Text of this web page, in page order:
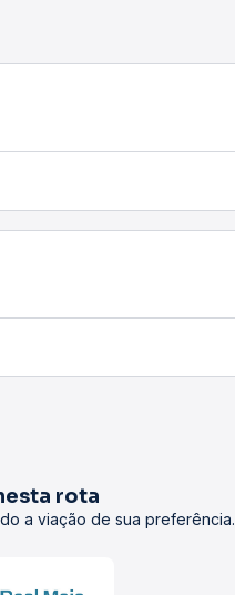
rota
a viação de sua preferência.